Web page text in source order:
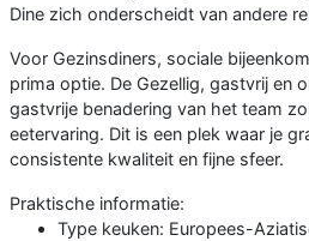
Dine zich onderscheidt van andere
Voor Gezinsdiners, sociale
prima optie. De Gezellig, gastvrij en
gastvrije benadering van het team
eetervaring. Dit is een plek waar je
consistente kwaliteit en fijne sfeer.
Praktische informatie:
Type keuken: Europees-